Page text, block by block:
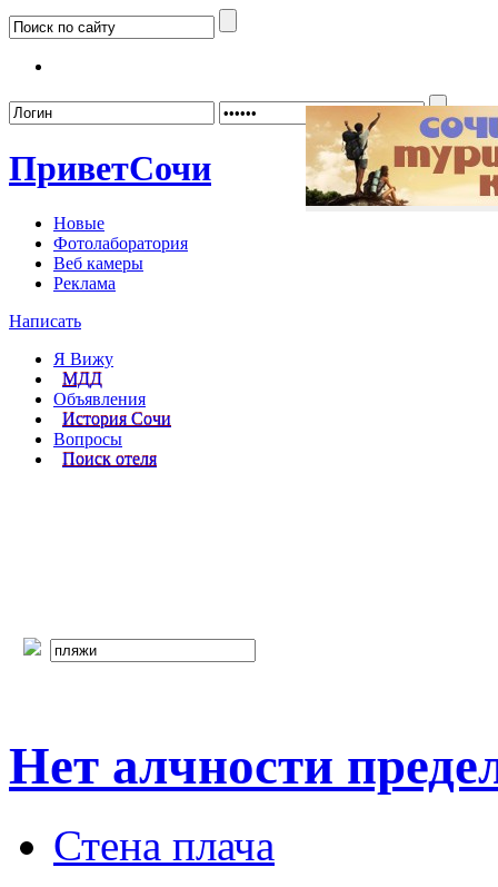
ПриветСочи
Новые
Фотолаборатория
Веб камеры
Реклама
Написать
Я Вижу
МДД
Объявления
История Сочи
Вопросы
Поиск отеля
Нет алчности
Стена плача